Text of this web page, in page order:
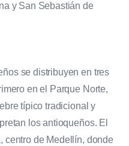
y San Sebastián de
se distribuyen en tres
en el Parque Norte,
típico tradicional y
los antioqueños. El
centro de Medellín, donde